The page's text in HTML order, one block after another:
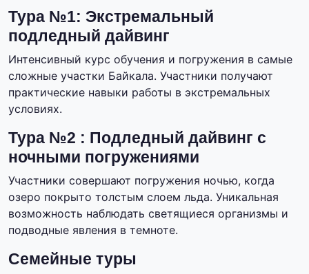
Тура №1: Экстремальный
подледный дайвинг
Интенсивный курс обучения и погружения в самые
сложные участки Байкала. Участники получают
практические навыки работы в экстремальных
условиях.
Тура №2 : Подледный дайвинг с
ночными погружениями
Участники совершают погружения ночью, когда
озеро покрыто толстым слоем льда. Уникальная
возможность наблюдать светящиеся организмы и
подводные явления в темноте.
Семейные туры